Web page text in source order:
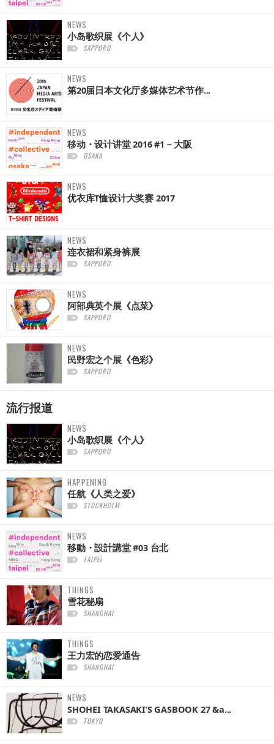
NEWS
小岛歌织展《个人》
SAPPORO
NEWS
第20届日本文化厅多媒体艺术节作...
NEWS
移动・设计讲堂 2016 #1－大阪
OSAKA
NEWS
优衣库T恤设计大奖赛 2017
NEWS
连衣裙和紧身裤展
SAPPORO
NEWS
阿部典英个展《点菜》
SAPPORO
NEWS
民野宏之个展《色彩》
SAPPORO
流行报道
NEWS
小岛歌织展《个人》
SAPPORO
HAPPENING
任航《人类之爱》
STOCKHOLM
NEWS
移動・設計講堂 #03 台北
TAIPEI
THINGS
雪花秘扇
SHANGHAI
THINGS
王力宏的恋爱通告
SHANGHAI
NEWS
SHOHEI TAKASAKI’S GASBOOK 27 &a...
TOKYO